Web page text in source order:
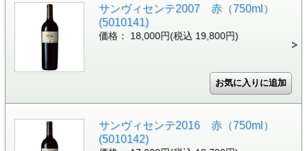
サンヴィセンテ2007 赤（750ml）
(5010141)
価格： 18,000円(税込 19,800円)
サンヴィセンテ2016 赤（750ml）
(5010142)